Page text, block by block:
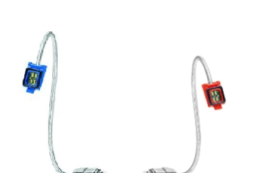
Snel zoeken
Signia hoortoestellen
Signia Silk IX
Allure AIAudio Service R LI 7
Hoortoestelbatterijen
Onderhoudsartikelen
Signia Active Mini IX - Oplaadbaar
De Signia Active Mini IX is het nieuwste hoortoestel van Signia.